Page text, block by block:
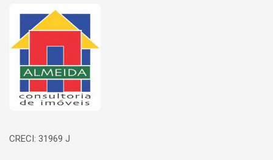
Página inicial
CRECI: 31969 J